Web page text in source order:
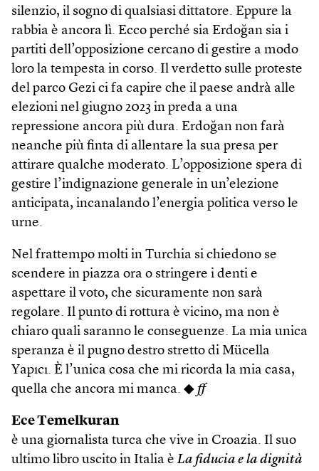
silenzio, il sogno di qualsiasi dittatore. Eppure la
rabbia è ancora lì. Ecco perché sia Erdoğan sia i
partiti dell’opposizione cercano di gestire a modo
loro la tempesta in corso. Il verdetto sulle proteste
del parco Gezi ci fa capire che il paese andrà alle
elezioni nel giugno 2023 in preda a una
repressione ancora più dura. Erdoğan non farà
neanche più finta di allentare la sua presa per
attirare qualche moderato. L’opposizione spera di
gestire l’indignazione generale in un’elezione
anticipata, incanalando l’energia politica verso le
urne.
Nel frattempo molti in Turchia si chiedono se
scendere in piazza ora o stringere i denti e
aspettare il voto, che sicuramente non sarà
regolare. Il punto di rottura è vicino, ma non è
chiaro quali saranno le conseguenze. La mia unica
speranza è il pugno destro stretto di Mücella
Yapıcı. È l’unica cosa che mi ricorda la mia casa,
quella che ancora mi manca. ◆ ff
Ece Temelkuran
è una giornalista turca che vive in Croazia. Il suo
ultimo libro uscito in Italia è La fiducia e la dignità